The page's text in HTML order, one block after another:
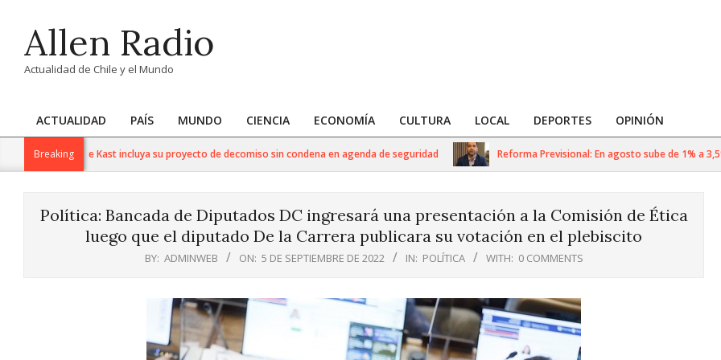
contentAllen Radio
Actualidad de Chile y el Mundo
Primary
Navigation
ACTUALIDAD PAÍS MUNDO CIENCIA ECONOMÍA CULTURA LOCAL DEPORTES OPINIÓN
Breaking
Presidente Kast incluya su proyecto de decomiso sin condena en agenda de seguridad Reforma Previsional: En agosto sube de 1% a
Política: Bancada de Diputados DC ingresará una presentación a la Comisión de Ética
luego que el diputado De la Carrera publicara su votación en el plebiscito
BY: ADMINWEB ON: 5 DE SEPTIEMBRE DE 2022 IN: POLÍTICA WITH: 0 COMMENTS